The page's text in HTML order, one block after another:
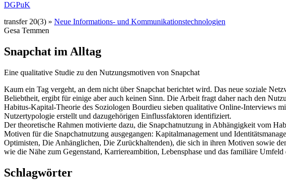
DGPuK
transfer 20(3) » Neue Informations- und Kommunikationstechnologien
Gesa Temmen
Snapchat im Alltag
Eine qualitative Studie zu den Nutzungsmotiven von Snapchat
Kaum ein Tag vergeht, an dem nicht über Snapchat berichtet wird. Das neue soziale
Beliebtheit, ergibt für einige aber auch keinen Sinn. Die Arbeit fragt daher nach den
Habitus-Kapital-Theorie des Soziologen Bourdieu sieben qualitative Online-Interviews
Nutzertypologie erstellt und dazugehörigen Einflussfaktoren identifiziert.
Der theoretische Rahmen motivierte dazu, die Snapchatnutzung in Abhängigkeit vom
Motiven für die Snapchatnutzung ausgegangen: Kapitalmanagement und
Optimisten, Die Anhänglichen, Die Zurückhaltenden), die sich in ihren Motiven sowie
wie die Nähe zum Gegenstand, Karriereambition, Lebensphase und das familiäre
Schlagwörter